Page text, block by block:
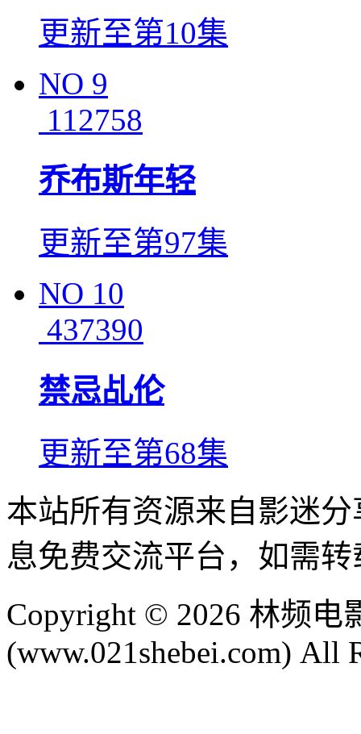
更新至第10集
NO 9
112758
乔布斯年轻
更新至第97集
NO 10
437390
禁忌乩伦
更新至第68集
本站所有资源来自影迷
息免费交流平台，如需
Copyright © 2026 林频电
(www.021shebei.com) All